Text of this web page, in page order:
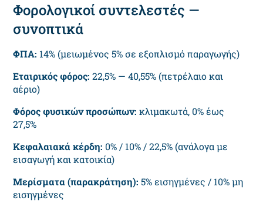
Φορολογικοί συντελεστές —
συνοπτικά
ΦΠΑ: 14% (μειωμένος 5% σε εξοπλισμό παραγωγής)
Εταιρικός φόρος:22,5% — 40,55% (πετρέλαιο και
αέριο)
Φόρος φυσικών προσώπων:κλιμακωτά, 0% έως
27,5%
Κεφαλαιακά κέρδη: 0% / 10% / 22,5% (ανάλογα με
εισαγωγή και κατοικία)
Μερίσματα (παρακράτηση):5% εισηγμένες / 10% μη
εισηγμένες